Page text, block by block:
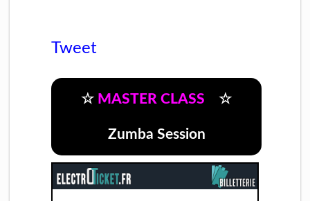
Tweet
☆ MASTER CLASS ☆
Zumba Session